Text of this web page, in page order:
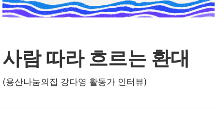
사람 따라 흐르는 환대
(용산나눔의집 강다영 활동가 인터뷰)